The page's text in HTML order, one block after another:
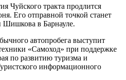
Чуйского тракта продлится
Его отправной точкой станет
Шишкова в Барнауле.
автопробега выступит
«Самоход» при поддержке
по развитию туризма и
информационного